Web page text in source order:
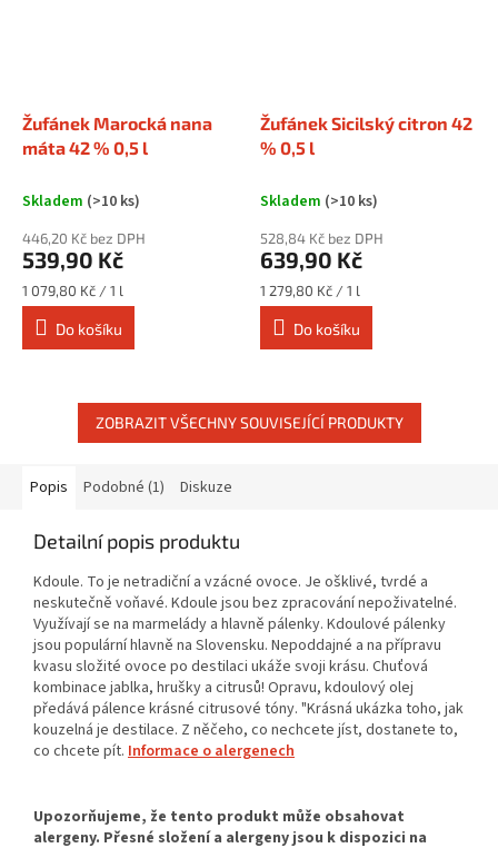
Žufánek Marocká nana
máta 42 % 0,5 l
Skladem (>10 ks)
446,20 Kč bez DPH
539,90 Kč
Měrná
cena:
1 079,80 Kč / 1 l
Do košíku
Žufánek Sicilský citron 42
% 0,5 l
Skladem (>10 ks)
528,84 Kč bez DPH
639,90 Kč
Měrná
cena:
1 279,80 Kč / 1 l
Do košíku
ZOBRAZIT VŠECHNY SOUVISEJÍCÍ PRODUKTY
Popis Podobné (1) Diskuze
Detailní popis produktu
Kdoule. To je netradiční a vzácné ovoce. Je ošklivé, tvrdé a
neskutečně voňavé. Kdoule jsou bez zpracování nepoživatelné.
Využívají se na marmelády a hlavně pálenky. Kdoulové pálenky
jsou populární hlavně na Slovensku. Nepoddajné a na přípravu
kvasu složité ovoce po destilaci ukáže svoji krásu. Chuťová
kombinace jablka, hrušky a citrusů! Opravu, kdoulový olej
předává pálence krásné citrusové tóny. "Krásná ukázka toho, jak
kouzelná je destilace. Z něčeho, co nechcete jíst, dostanete to,
co chcete pít. Informace o alergenech